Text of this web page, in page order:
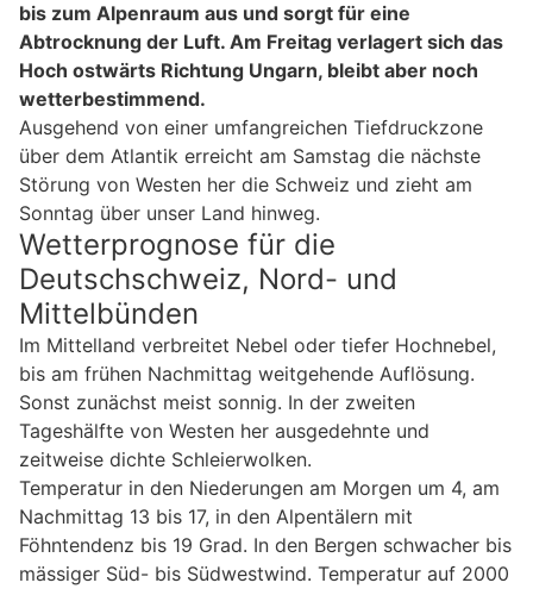
bis zum Alpenraum aus und sorgt für eine
Abtrocknung der Luft. Am Freitag verlagert sich das
Hoch ostwärts Richtung Ungarn, bleibt aber noch
wetterbestimmend.
Ausgehend von einer umfangreichen Tiefdruckzone
über dem Atlantik erreicht am Samstag die nächste
Störung von Westen her die Schweiz und zieht am
Sonntag über unser Land hinweg.
Wetterprognose für die
Deutschschweiz, Nord- und
Mittelbünden
Im Mittelland verbreitet Nebel oder tiefer Hochnebel,
bis am frühen Nachmittag weitgehende Auflösung.
Sonst zunächst meist sonnig. In der zweiten
Tageshälfte von Westen her ausgedehnte und
zeitweise dichte Schleierwolken.
Temperatur in den Niederungen am Morgen um 4, am
Nachmittag 13 bis 17, in den Alpentälern mit
Föhntendenz bis 19 Grad. In den Bergen schwacher bis
mässiger Süd- bis Südwestwind. Temperatur auf 2000